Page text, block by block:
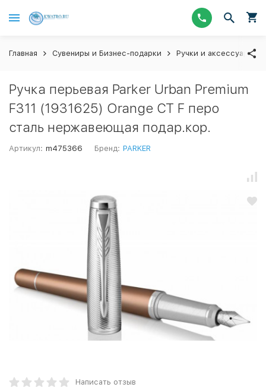
Главная Сувениры и Бизнес-подарки Ручки и аксессуары
Ручка перьевая Parker Urban Premium
F311 (1931625) Orange CT F перо
сталь нержавеющая подар.кор.
Артикул: m475366 Бренд: PARKER
Написать отзыв